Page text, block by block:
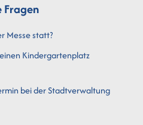
Messe statt?
Kindergartenplatz
bei der Stadtverwaltung